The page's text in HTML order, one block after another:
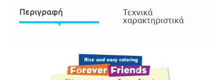
Πανελλήνιοι
Μαθητικοί
Επιτραπέζια
Ε.ΠΑΛ.
Περιγραφή Τεχνικά
χαρακτηριστικά